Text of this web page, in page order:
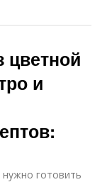
цветной
и
готовить